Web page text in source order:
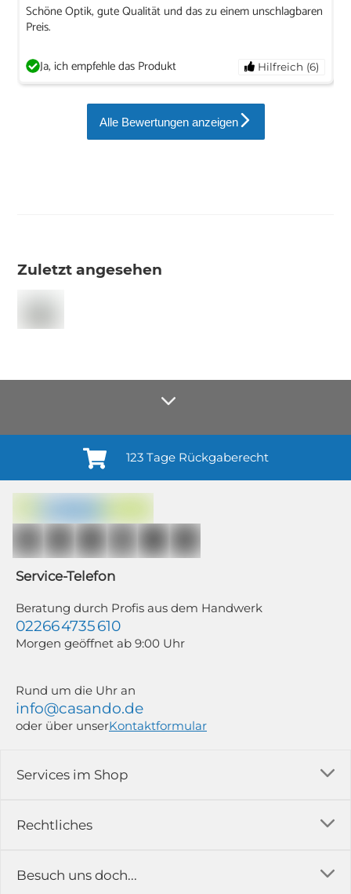
Schöne Optik, gute Qualität und das zu einem unschlagbaren
Preis.
Ja, ich empfehle das Produkt Hilfreich (6)
Alle Bewertungen anzeigen
Zuletzt angesehen
Anmelden¹
casando (Holz-Richter GmbH) sowie zur Interessen-Analyse durch
jederzeit mit Wirkung für die Zukunft und ohne Angabe von Gründen
Weitere Informationen findest du in unserer Datenschutzerklärung.
123 Tage Rückgaberecht
Rechtliches
Impressum
Services im Shop
Versandkosten
Erfahrungsberichte & Bewertungen
Besuch uns doch...
Service-Telefon
Beratung durch Profis aus dem Handwerk
02266 4735 610
Morgen geöffnet ab 9:00 Uhr
Rund um die Uhr an
info@casando.de
oder über unserKontaktformular